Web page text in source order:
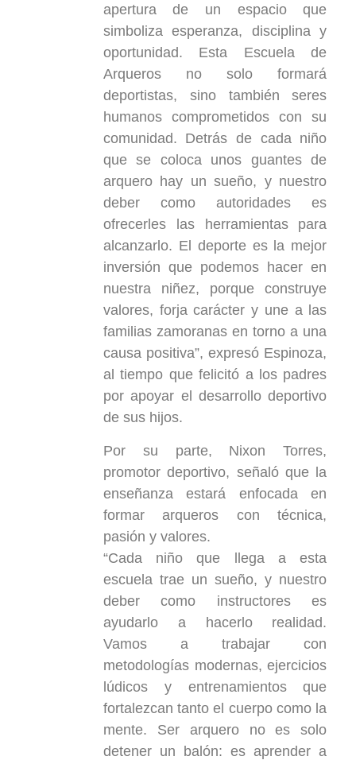
apertura de un espacio que
simboliza esperanza, disciplina y
oportunidad. Esta Escuela de
Arqueros no solo formará
deportistas, sino también seres
humanos comprometidos con su
comunidad. Detrás de cada niño
que se coloca unos guantes de
arquero hay un sueño, y nuestro
deber como autoridades es
ofrecerles las herramientas para
alcanzarlo. El deporte es la mejor
inversión que podemos hacer en
nuestra niñez, porque construye
valores, forja carácter y une a las
familias zamoranas en torno a una
causa positiva”, expresó Espinoza,
al tiempo que felicitó a los padres
por apoyar el desarrollo deportivo
de sus hijos.
Por su parte, Nixon Torres,
promotor deportivo, señaló que la
enseñanza estará enfocada en
formar arqueros con técnica,
pasión y valores.
“Cada niño que llega a esta
escuela trae un sueño, y nuestro
deber como instructores es
ayudarlo a hacerlo realidad.
Vamos a trabajar con
metodologías modernas, ejercicios
lúdicos y entrenamientos que
fortalezcan tanto el cuerpo como la
mente. Ser arquero no es solo
detener un balón: es aprender a